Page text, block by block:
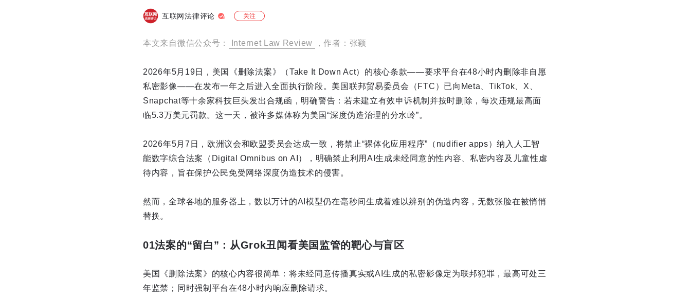
互联网法律评论 关注
本文来自微信公众号： Internet Law Review ，作者：张颖
2026年5月19日，美国《删除法案》（Take It Down Act）的核心条款——要求平台在48小时内删除非自愿
私密影像——在发布一年之后进入全面执行阶段。美国联邦贸易委员会（FTC）已向Meta、TikTok、X、
Snapchat等十余家科技巨头发出合规函，明确警告：若未建立有效申诉机制并按时删除，每次违规最高面
临5.3万美元罚款。这一天，被许多媒体称为美国“深度伪造治理的分水岭”。
2026年5月7日，欧洲议会和欧盟委员会达成一致，将禁止“裸体化应用程序”（nudifier apps）纳入人工智
能数字综合法案（Digital Omnibus on AI），明确禁止利用AI生成未经同意的性内容、私密内容及儿童性虐
待内容，旨在保护公民免受网络深度伪造技术的侵害。
然而，全球各地的服务器上，数以万计的AI模型仍在毫秒间生成着难以辨别的伪造内容，无数张脸在被悄悄
替换。
01法案的“留白”：从Grok丑闻看美国监管的靶心与盲区
美国《删除法案》的核心内容很简单：将未经同意传播真实或AI生成的私密影像定为联邦犯罪，最高可处三
年监禁；同时强制平台在48小时内响应删除请求。